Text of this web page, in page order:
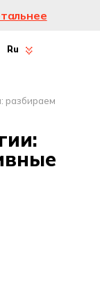
Ru
разбираем